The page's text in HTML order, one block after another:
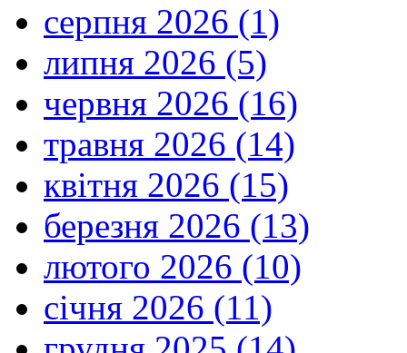
серпня 2026 (1)
липня 2026 (5)
червня 2026 (16)
травня 2026 (14)
квітня 2026 (15)
березня 2026 (13)
лютого 2026 (10)
січня 2026 (11)